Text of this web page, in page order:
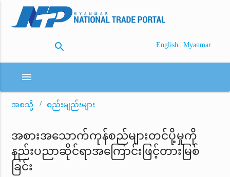
search English | Myanmar
menu
အစသို့ စည်းမျည်းများ
အစားအသောက်ကုန်စည်များတင်ပို့မှုကို
နည်းပညာဆိုင်ရာအကြောင်းဖြင့်တားမြစ်
ခြင်း